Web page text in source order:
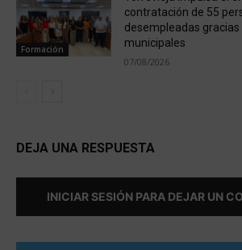
Formación
contratación de 55
desempleadas
municipales
07/08/2026
DEJA UNA RESPUESTA
INICIAR SESIÓN PARA DEJAR UN